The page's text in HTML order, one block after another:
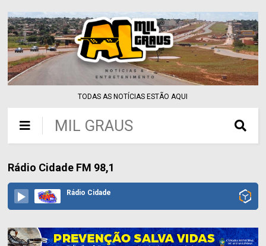
TODAS AS NOTÍCIAS ESTÃO AQUI
MIL GRAUS
Rádio Cidade FM 98,1
Rádio Cidade